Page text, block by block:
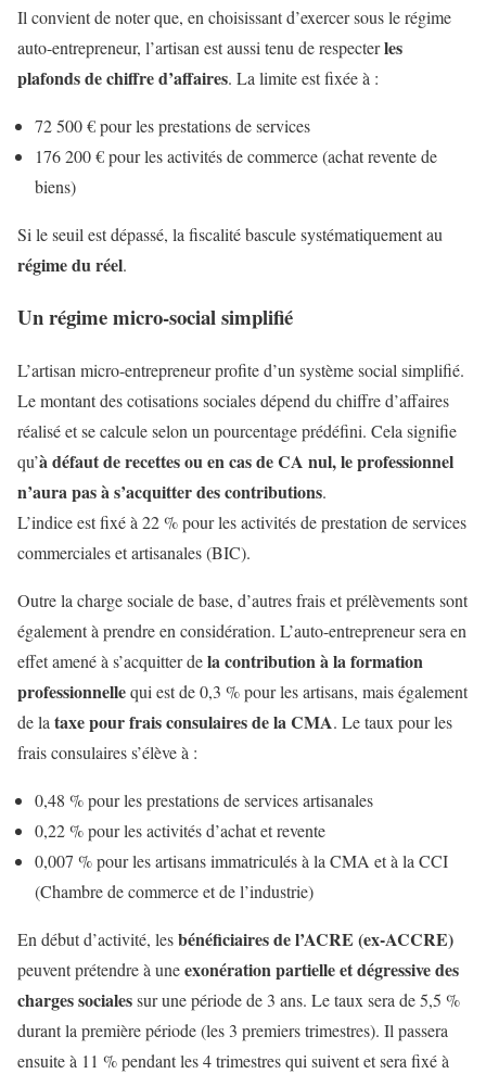
Il convient de noter que, en choisissant d’exercer sous le régime
auto-entrepreneur, l’artisan est aussi tenu de respecterles
plafonds de chiffre d’affaires. La limite est fixée à :
72 500 € pour les prestations de services
176 200 € pour les activités de commerce (achat revente de
biens)
Si le seuil est dépassé, la fiscalité bascule systématiquement au
régime du réel.
Un régime micro-social simplifié
L’artisan micro-entrepreneur profite d’un système social simplifié.
Le montant des cotisations sociales dépend du chiffre d’affaires
réalisé et se calcule selon un pourcentage prédéfini. Cela signifie
qu’à défaut de recettes ou en cas de CA nul, le professionnel
n’aura pas à s’acquitter des contributions.
L’indice est fixé à 22 % pour les activités de prestation de services
commerciales et artisanales (BIC).
Outre la charge sociale de base, d’autres frais et prélèvements sont
également à prendre en considération. L’auto-entrepreneur sera en
effet amené à s’acquitter dela contribution à la formation
professionnellequi est de 0,3 % pour les artisans, mais également
de la taxe pour frais consulaires de la CMA. Le taux pour les
frais consulaires s’élève à :
0,48 % pour les prestations de services artisanales
0,22 % pour les activités d’achat et revente
0,007 % pour les artisans immatriculés à la CMA et à la CCI
(Chambre de commerce et de l’industrie)
En début d’activité, lesbénéficiaires de l’ACRE (ex-ACCRE)
peuvent prétendre à uneexonération partielle et dégressive des
charges socialessur une période de 3 ans. Le taux sera de 5,5 %
durant la première période (les 3 premiers trimestres). Il passera
ensuite à 11 % pendant les 4 trimestres qui suivent et sera fixé à